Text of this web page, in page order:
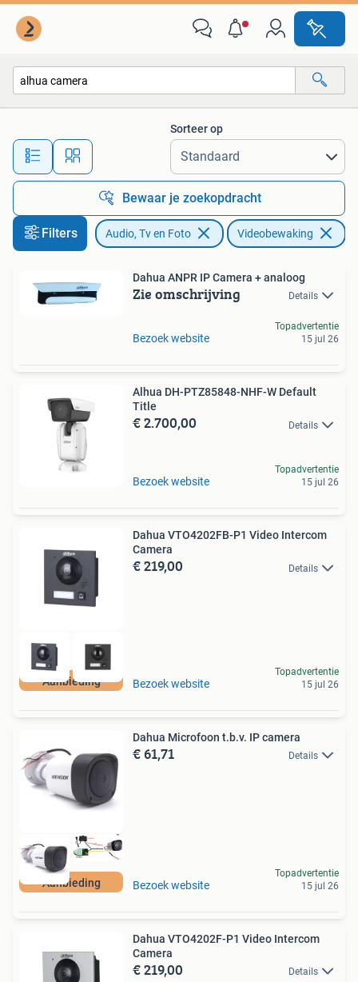
Alle afstanden…
Sorteer op
Bewaar je zoekopdracht
Filters Audio, Tv en Foto Videobewaking
Dahua ANPR IP Camera + analoog
Zie omschrijving Details
Bezoek website
Topadvertentie
15 jul 26
Alhua DH-PTZ85848-NHF-W Default
Title
€ 2.700,00 Details
Bezoek website
Topadvertentie
15 jul 26
Aanbieding
Dahua VTO4202FB-P1 Video Intercom
Camera
€ 219,00 Details
Bezoek website
Topadvertentie
15 jul 26
Aanbieding
Dahua Microfoon t.b.v. IP camera
€ 61,71 Details
Bezoek website
Topadvertentie
15 jul 26
Dahua VTO4202F-P1 Video Intercom
Camera
€ 219,00 Details